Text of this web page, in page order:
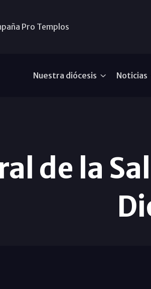
Pro Templos
Nuestra diócesis Noticias
de la